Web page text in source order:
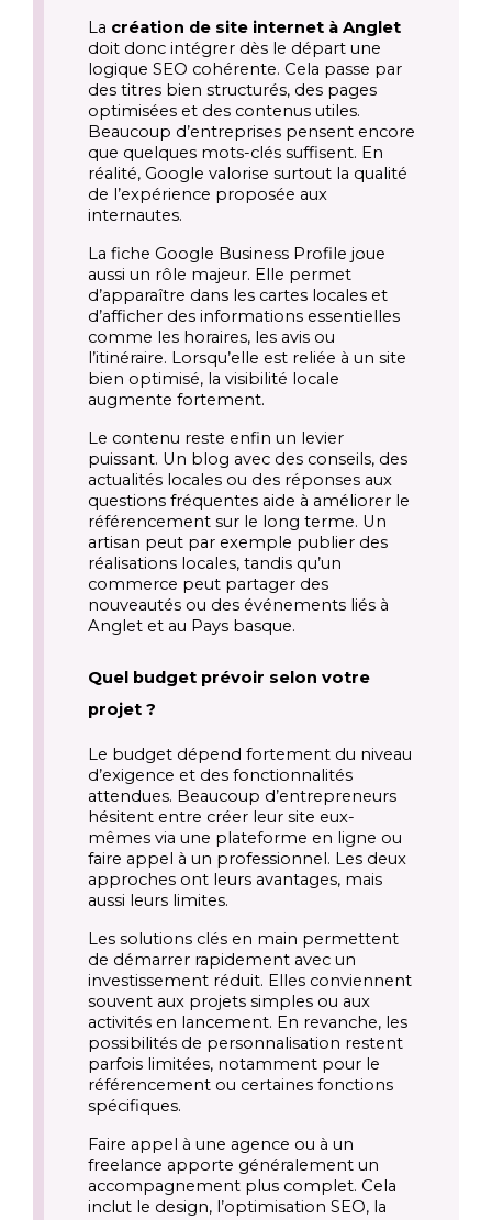
La création de site internet à Anglet
doit donc intégrer dès le départ une
logique SEO cohérente. Cela passe par
des titres bien structurés, des pages
optimisées et des contenus utiles.
Beaucoup d’entreprises pensent encore
que quelques mots-clés suffisent. En
réalité, Google valorise surtout la qualité
de l’expérience proposée aux
internautes.
La fiche Google Business Profile joue
aussi un rôle majeur. Elle permet
d’apparaître dans les cartes locales et
d’afficher des informations essentielles
comme les horaires, les avis ou
l’itinéraire. Lorsqu’elle est reliée à un site
bien optimisé, la visibilité locale
augmente fortement.
Le contenu reste enfin un levier
puissant. Un blog avec des conseils, des
actualités locales ou des réponses aux
questions fréquentes aide à améliorer le
référencement sur le long terme. Un
artisan peut par exemple publier des
réalisations locales, tandis qu’un
commerce peut partager des
nouveautés ou des événements liés à
Anglet et au Pays basque.
Quel budget prévoir selon votre
projet ?
Le budget dépend fortement du niveau
d’exigence et des fonctionnalités
attendues. Beaucoup d’entrepreneurs
hésitent entre créer leur site eux-
mêmes via une plateforme en ligne ou
faire appel à un professionnel. Les deux
approches ont leurs avantages, mais
aussi leurs limites.
Les solutions clés en main permettent
de démarrer rapidement avec un
investissement réduit. Elles conviennent
souvent aux projets simples ou aux
activités en lancement. En revanche, les
possibilités de personnalisation restent
parfois limitées, notamment pour le
référencement ou certaines fonctions
spécifiques.
Faire appel à une agence ou à un
freelance apporte généralement un
accompagnement plus complet. Cela
inclut le design, l’optimisation SEO, la